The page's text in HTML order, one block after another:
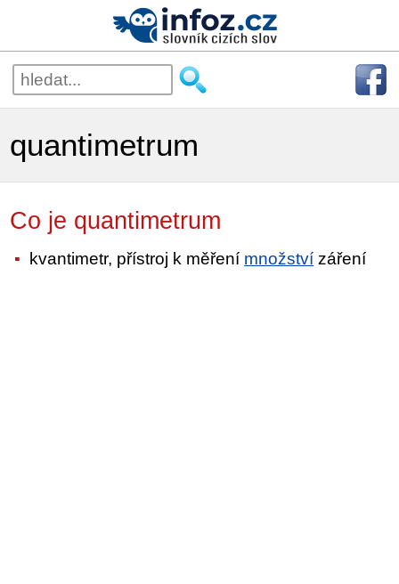
quantimetrum
Co je quantimetrum
kvantimetr, přístroj k měření množství záření